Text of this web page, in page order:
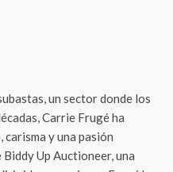
un sector donde los
Carrie Frugé ha
y una pasión
Up Auctioneer, una